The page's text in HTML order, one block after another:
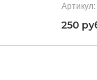
Артикул:
250